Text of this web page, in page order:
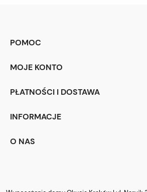
POMOC
MOJE KONTO
PŁATNOŚCI I DOSTAWA
INFORMACJE
O NAS